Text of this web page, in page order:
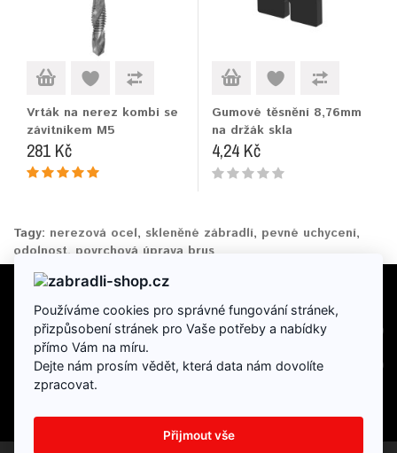
Vrták na nerez kombi se
závitníkem M5
281 Kč
Gumové těsnění 8,76mm
na držák skla
4,24 Kč
Tagy: nerezová ocel, skleněné zábradlí, pevné uchycení,
odolnost, povrchová úprava brus
INFORMACE
DOPLŇKY
Používáme cookies pro správné fungování stránek,
přizpůsobení stránek pro Vaše potřeby a nabídky
přímo Vám na míru.
Dejte nám prosím vědět, která data nám dovolíte
zpracovat.
Přijmout vše